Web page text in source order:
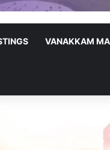
VANAKKAM